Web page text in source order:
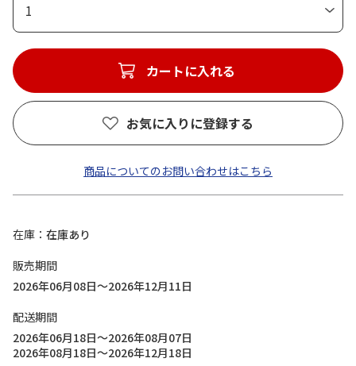
1
カートに入れる
お気に入りに登録する
商品についてのお問い合わせはこちら
在庫
在庫あり
販売期間
2026年06月08日～2026年12月11日
配送期間
2026年06月18日～2026年08月07日
2026年08月18日～2026年12月18日